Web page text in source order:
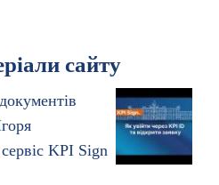
сайту
KPI Sign